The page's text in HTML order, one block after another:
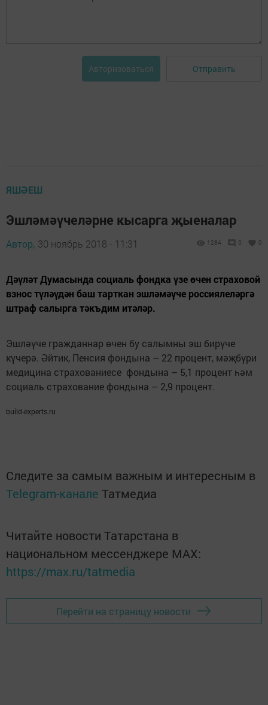
Авторизоваться Отправить
ЯШӘЕШ
Эшләмәүчеләрне кысарга җыеналар
Автор, 30 ноябрь 2018 - 11:31 1284 0 0
Дәүләт Думасында социаль фондка үзе өчен страховой
взнос түләүдән баш тарткан эшләмәүче россиялеләргә
штраф салырга тәкъдим итәләр.
Эшләүче гражданнар өчен бу салымны эш бирүче
күчерә. Әйтик, Пенсия фондына – 22 процент, мәҗбүри
медицина страхованиесе фондына – 5,1 процент һәм
социаль страхование фондына – 2,9 процент.
build-experts.ru
Следите за самым важным и интересным в
Telegram-канале Татмедиа
Читайте новости Татарстана в
национальном мессенджере MАХ:
https://max.ru/tatmedia
Перейти на страницу новости